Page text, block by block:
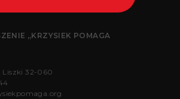
„KRZYSIEK POMAGA
Liszki 32-060